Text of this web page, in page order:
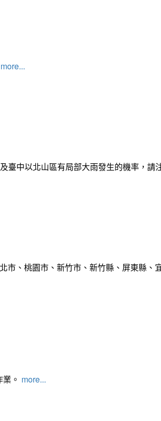
more...
中以北山區有局部大雨發生的機率，請
、桃園市、新竹市、新竹縣、屏東縣
。 more...